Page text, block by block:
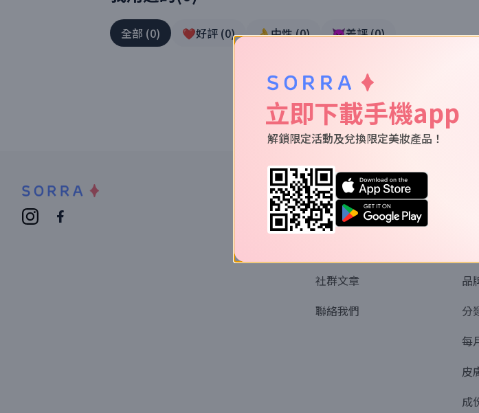
全部 (0) ❤️好評 (0) 👌中性(0) 👿差評(0)
關於我們
認識SORRA
社群文章
聯絡我們
品
分
每
皮
成
立即下載手機app
解鎖限定活動及兌換限定美妝產品！